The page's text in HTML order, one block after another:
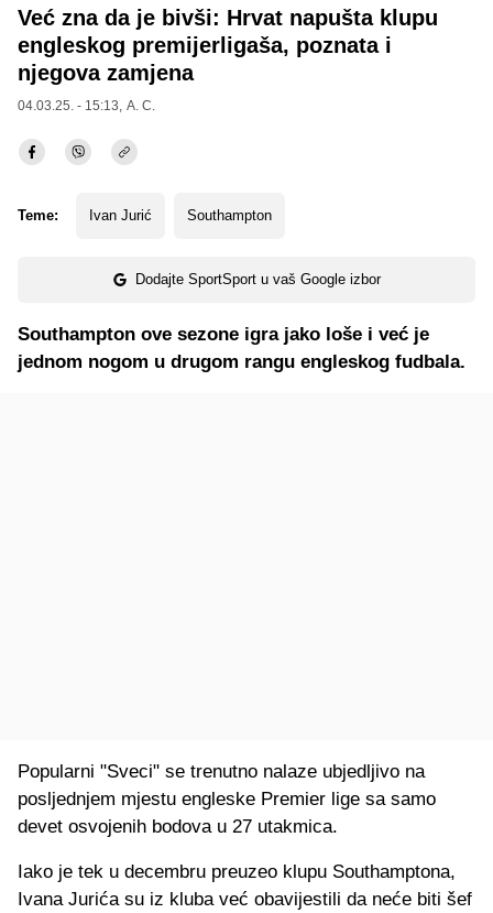
Već zna da je bivši: Hrvat napušta klupu
engleskog premijerligaša, poznata i
njegova zamjena
04.03.25. - 15:13, A. C.
Teme: Ivan Jurić Southampton
Dodajte SportSport u vaš Google izbor
Southampton ove sezone igra jako loše i već je
jednom nogom u drugom rangu engleskog fudbala.
Popularni "Sveci" se trenutno nalaze ubjedljivo na
posljednjem mjestu engleske Premier lige sa samo
devet osvojenih bodova u 27 utakmica.
Iako je tek u decembru preuzeo klupu Southamptona,
Ivana Jurića su iz kluba već obavijestili da neće biti šef